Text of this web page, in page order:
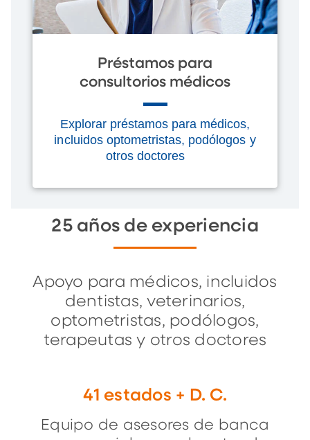
Préstamos para
consultorios médicos
Explorar préstamos para médicos,
incluidos optometristas, podólogos y
otros doctores
25 años de experiencia
Apoyo para médicos, incluidos
dentistas, veterinarios,
optometristas, podólogos,
terapeutas y otros doctores
41 estados + D. C.
Equipo de asesores de banca